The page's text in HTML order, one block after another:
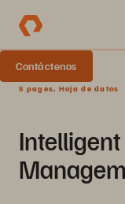
Contáctenos
5 pages, Hoja de datos